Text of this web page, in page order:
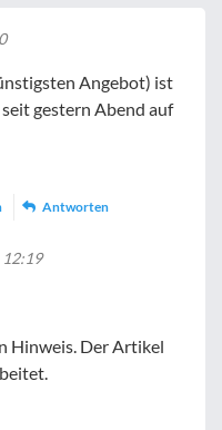
Angebot) ist
gestern Abend auf
Antworten
12:19
Hinweis. Der Artikel